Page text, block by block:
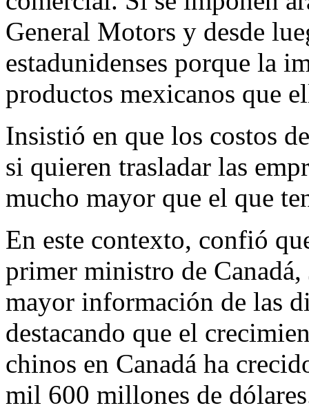
General Motors y desde
estadunidenses porque la
productos mexicanos que
Insistió en que los costos
si quieren trasladar las
mucho mayor que el que
En este contexto, confió
primer ministro de
mayor información de las
destacando que el
chinos en Canadá ha
mil 600 millones de